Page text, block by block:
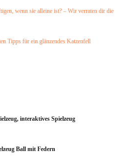
wenn sie alleine ist? – Wir verraten dir die
Tipps für ein glänzendes Katzenfell
interaktives Spielzeug
Ball mit Federn